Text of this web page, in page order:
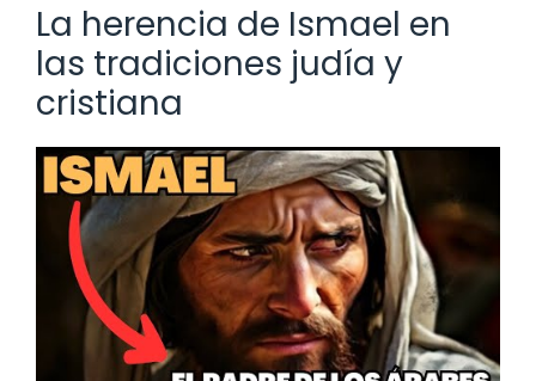
La herencia de Ismael en
las tradiciones judía y
cristiana